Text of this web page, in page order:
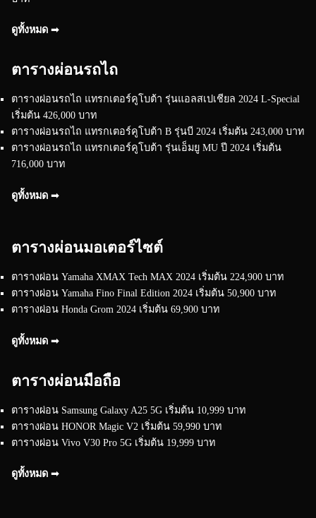
ดูทั้งหมด ➟
ตารางผ่อนรถไถ
ตารางผ่อนรถไถ แทรกเตอร์คูโบต้า รุ่นแอลสเปเชียล 2024 L-Special
เริ่มต้น 426,000 บาท
ตารางผ่อนรถไถ แทรกเตอร์คูโบต้า B รุ่นบี 2024 เริ่มต้น 243,000 บาท
ตารางผ่อนรถไถ แทรกเตอร์คูโบต้า รุ่นเอ็มยู MU ปี 2024 เริ่มต้น
716,000 บาท
ดูทั้งหมด ➟
ตารางผ่อนมอเตอร์ไซต์
ตารางผ่อน Yamaha XMAX Tech MAX 2024 เริ่มต้น 224,900 บาท
ตารางผ่อน Yamaha Fino Final Edition 2024 เริ่มต้น 50,900 บาท
ตารางผ่อน Honda Grom 2024 เริ่มต้น 69,900 บาท
ดูทั้งหมด ➟
ตารางผ่อนมือถือ
ตารางผ่อน Samsung Galaxy A25 5G เริ่มต้น 10,999 บาท
ตารางผ่อน HONOR Magic V2 เริ่มต้น 59,990 บาท
ตารางผ่อน Vivo V30 Pro 5G เริ่มต้น 19,999 บาท
ดูทั้งหมด ➟